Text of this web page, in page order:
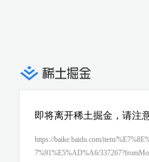
即将离开稀土掘金，请注
https://baike.baidu.com/item/
7%91%E5%AD%A6/